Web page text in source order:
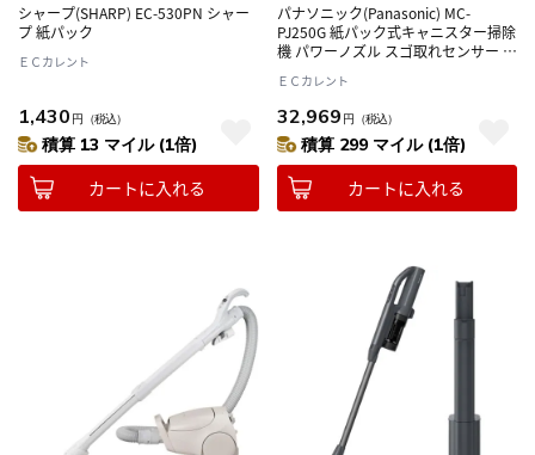
シャープ(SHARP) EC-530PN シャー
プ 紙パック
ＥＣカレント
1,430 円 （税込）
積算 13 マイル (1倍)
カートに入れる
パナソニック(Panasonic) MC-
PJ250G 紙パック式キャニスター掃除
機 パワーノズル スゴ取れセンサー 日
ＥＣカレント
32,969 円 （税込）
積算 299 マイル (1倍)
カートに入れる